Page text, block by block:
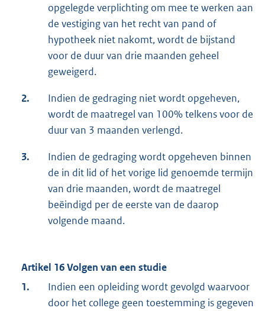
opgelegde verplichting om mee te werken aan
de vestiging van het recht van pand of
hypotheek niet nakomt, wordt de bijstand
voor de duur van drie maanden geheel
geweigerd.
2.
Indien de gedraging niet wordt opgeheven,
wordt de maatregel van 100% telkens voor de
duur van 3 maanden verlengd.
3.
Indien de gedraging wordt opgeheven binnen
de in dit lid of het vorige lid genoemde termijn
van drie maanden, wordt de maatregel
beëindigd per de eerste van de daarop
volgende maand.
Artikel 16 Volgen van een studie
1.
Indien een opleiding wordt gevolgd waarvoor
door het college geen toestemming is gegeven